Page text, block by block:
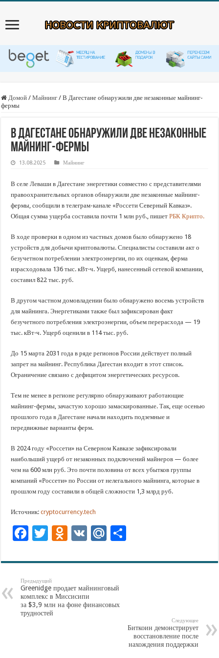
Домой / Майнинг / В Дагестане обнаружили две незаконные майнинг-
фермы
В Дагестане обнаружили две незаконные
майнинг-фермы
13.08.2025 Майнинг
В селе Леваши в Дагестане энергетики совместно с представителями
правоохранительных органов обнаружили две незаконные майнинг-
фермы, сообщили в телеграм-канале «Россети Северный Кавказ».
Общая сумма ущерба составила почти 1 млн руб., пишетРБК Крипто.
В ходе проверки в одном из частных домов было обнаружено 18
устройств для добычи криптовалюты. Специалисты составили акт о
безучетном потреблении электроэнергии, по их оценкам, ферма
израсходовала 136 тыс. кВт⋅ч. Ущерб, нанесенный сетевой компании,
составил 822 тыс. руб.
В другом частном домовладении было обнаружено восемь устройств
для майнинга. Энергетиками также был зафиксирован факт
безучетного потребления электроэнергии, объем перерасхода — 19
тыс. кВт⋅ч. Ущерб оценили в 114 тыс. руб.
До 15 марта 2031 года в ряде регионов России действует полный
запрет на майнинг. Республика Дагестан входит в этот список.
Ограничение связано с дефицитом энергетических ресурсов.
Тем не менее в регионе регулярно обнаруживают работающие
майнинг-фермы, зачастую хорошо замаскированные. Так, еще осенью
прошлого года в Дагестане начали находить подземные и
передвижные варианты ферм.
В 2024 году «Россети» на Северном Кавказе зафиксировали
наибольший ущерб от незаконных подключений майнеров — более
чем на 600 млн руб. Это почти половина от всех убытков группы
компаний «Россети» по России от нелегального майнинга, которые в
прошлом году составили в общей сложности 1,3 млрд руб.
Источник: cryptocurrency.tech
F
e
b
o
o
T
tt
er
O
n
kl
as
V
M
l.
u
ра
Предыдущий
Greenidge продает майнинговый
комплекс в Миссисипи
за $3,9 млн на фоне финансовых
трудностей
Следующее
Биткоин демонстрирует
восстановление после
нахождения поддержки